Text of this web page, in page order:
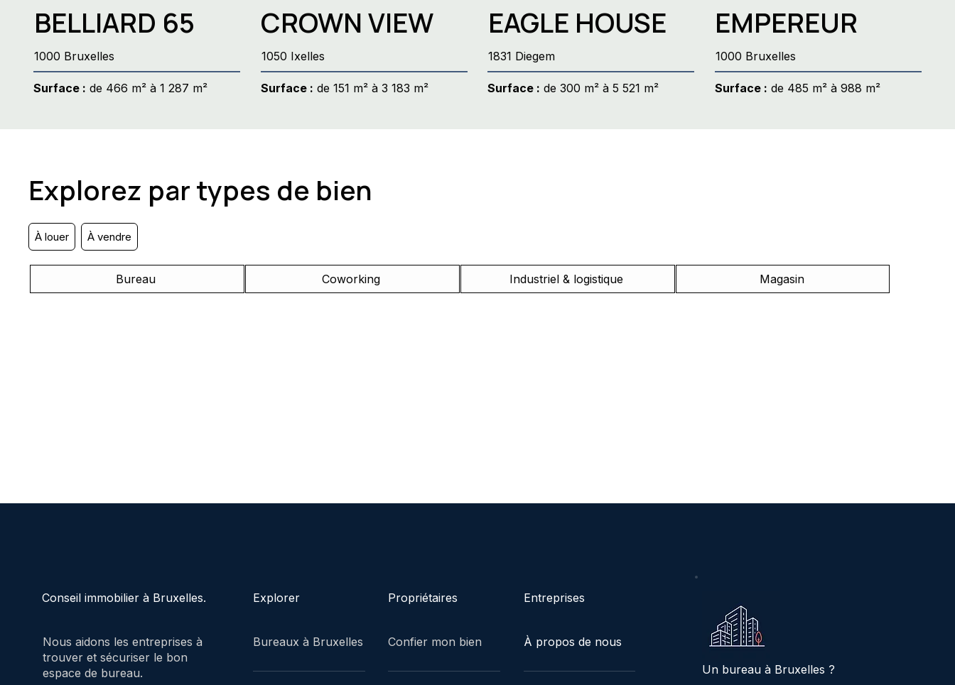
BELLIARD 65
1000 Bruxelles
Surface : de 466 m² à 1 287 m²
CROWN VIEW
1050 Ixelles
Surface : de 151 m² à 3 183 m²
EAGLE HOUSE
1831 Diegem
Surface : de 300 m² à 5 521 m²
EMPEREUR
1000 Bruxelles
Surface : de 485 m² à 988 m²
Bureau Coworking Industriel & logistique Magasin
Explorez par types de bien
À louer À vendre
Conseil immobilier à Bruxelles.
Nous aidons les entreprises à
trouver et sécuriser le bon
espace de bureau.
Explorer
Bureaux à Bruxelles
Propriétaires
Confier mon bien
Entreprises
À propos de nous
Un bureau à Bruxelles ?